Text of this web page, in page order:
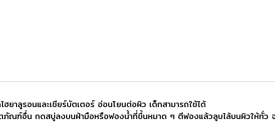
าลูรอนและเชียร์บัตเตอร์ อ่อนโยนต่อผิว เด็กสามารถใช้ได้
ณฑ์อื่น กดสบู่ลงบนฝ่ามือหรือฟองน้ำที่ขึ้นหมาด ๆ ตีฟองแล้วลูบไล้บนผิวให้ทั่ว